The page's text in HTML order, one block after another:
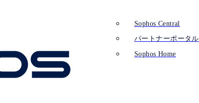
Sophos Central
パートナーポータル
Sophos Home